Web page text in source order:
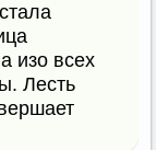
изо всех
Лесть